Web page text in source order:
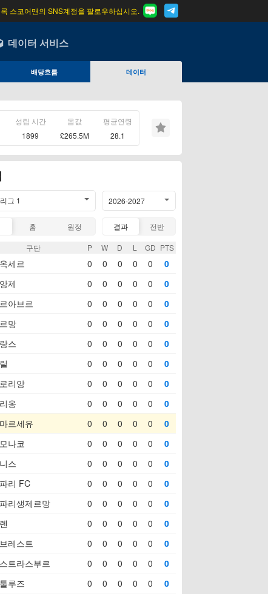
스코어맨의 SNS계정을 팔로우하십시오.
데이터 서비스
배당흐름 데이터
성립 시간
1899
몸값
£265.5M
평균연령
28.1
그 1 2026-2027
홈 원정 결과 전반
구단 P W D L GD PTS
옥세르 0 0 0 0 0 0
앙제 0 0 0 0 0 0
르아브르 0 0 0 0 0 0
르망 0 0 0 0 0 0
랑스 0 0 0 0 0 0
릴 0 0 0 0 0 0
로리앙 0 0 0 0 0 0
리옹 0 0 0 0 0 0
마르세유 0 0 0 0 0 0
모나코 0 0 0 0 0 0
니스 0 0 0 0 0 0
파리 FC 0 0 0 0 0 0
파리생제르망 0 0 0 0 0 0
렌 0 0 0 0 0 0
브레스트 0 0 0 0 0 0
스트라스부르 0 0 0 0 0 0
툴루즈 0 0 0 0 0 0